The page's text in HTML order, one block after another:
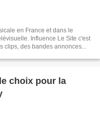
en France et dans le
Influence Le Site c'est
clips, des bandes annonces...
choix pour la